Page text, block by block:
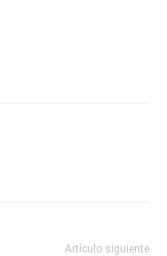
Artículo siguiente